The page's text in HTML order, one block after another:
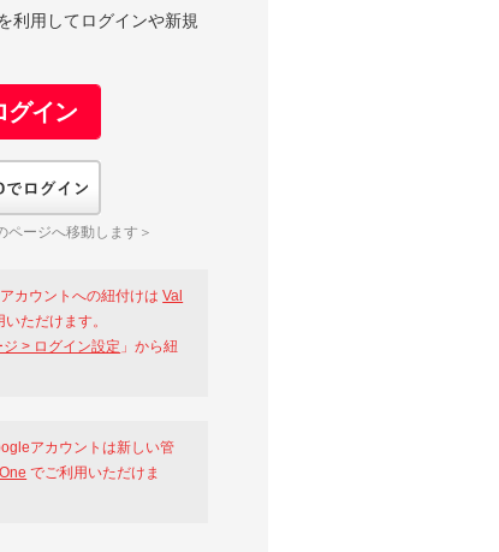
利用してログインや新規
ページへ移動します＞
カウントへの紐付けはVal
ただけます。
ジ > ログイン設定 」から紐
アカウントは新しい管
でご利用いただけま